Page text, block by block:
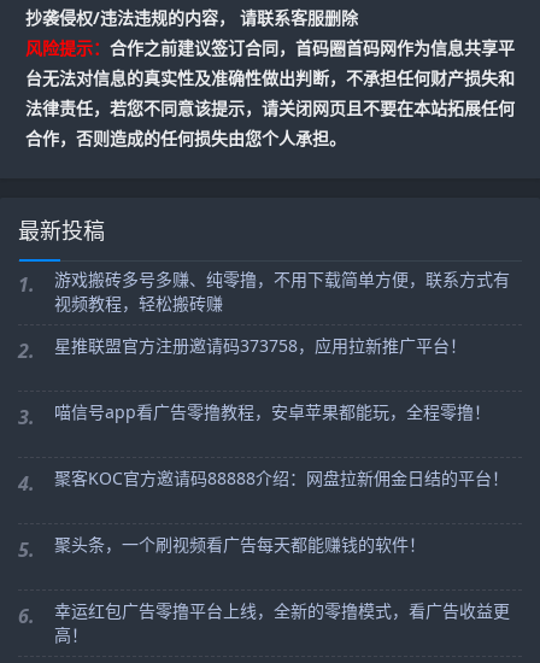
抄袭侵权/违法违规的内容， 请联系客服删除
风险提示： 合作之前建议签订合同，首码圈首码网作为信息共享平
台无法对信息的真实性及准确性做出判断，不承担任何财产损失和
法律责任，若您不同意该提示，请关闭网页且不要在本站拓展任何
合作，否则造成的任何损失由您个人承担。
最新投稿
1.
游戏搬砖多号多赚、纯零撸，不用下载简单方便，联系方式有
视频教程，轻松搬砖赚
2. 星推联盟官方注册邀请码373758，应用拉新推广平台！
3. 喵信号app看广告零撸教程，安卓苹果都能玩，全程零撸！
4. 聚客KOC官方邀请码88888介绍：网盘拉新佣金日结的平台！
5. 聚头条，一个刷视频看广告每天都能赚钱的软件！
6.
幸运红包广告零撸平台上线，全新的零撸模式，看广告收益更
高！